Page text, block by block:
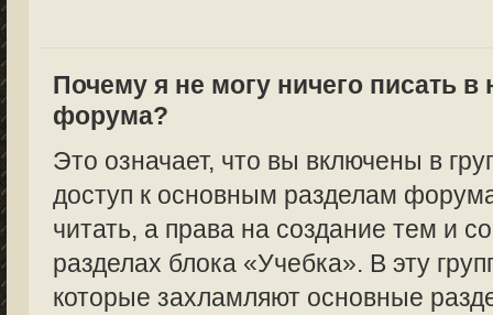
Почему я не могу ничего писать в
форума?
Это означает, что вы включены в
доступ к основным разделам
читать, а права на создание тем и
разделах блока «Учебка». В эту
которые захламляют основные